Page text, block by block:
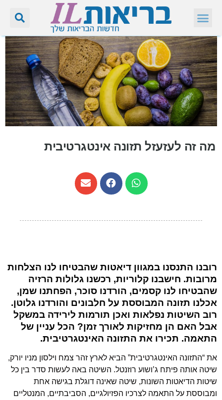
מה זה לעזעזל תזונה אינטגרטיבית
רובנו התנסנו במגוון דיאטות שהבטיחו לנו הצלחות
מרובות. חישבנו קלוריות, רכשנו גלולות הרזיה
שהבטיחו לנו קסמים, הורדנו סוכר, הפחתנו שמן,
אכלנו תזונה המבוססת על חלבונים והורדנו גלוטן.
רוב השיטות נפלאות ואכן תורמות לירידה במשקל
אבל האם הן מחזיקות לאורך זמן? הכל עניין של
התאמה. תכירו את התזונה האינטגרטיבית.
את “התזונה האינטגרטיבית” הביא לארץ זהר צמח וילסון מניו יורק,
שיטה אותה פיתח ג’ושוע רוזנטל. השיטה באה לעשות סדר בין כל
שיטות הדיאטות השונות, שיטה שאינה דוגלת בגישה אחת
ומבוססת על התאמה לצרכיו הפזיולגיים, הסביבתיים, המנטליים